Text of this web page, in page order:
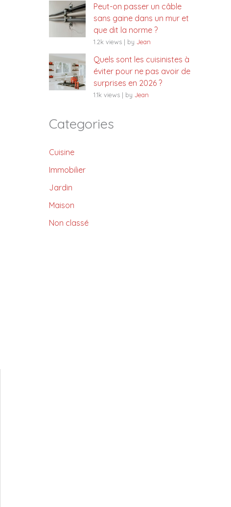
Peut-on passer un câble
sans gaine dans un mur et
que dit la norme ?
1.2k views | by Jean
Quels sont les cuisinistes à
éviter pour ne pas avoir de
surprises en 2026 ?
1.1k views | by Jean
Categories
Cuisine
Immobilier
Jardin
Maison
Non classé